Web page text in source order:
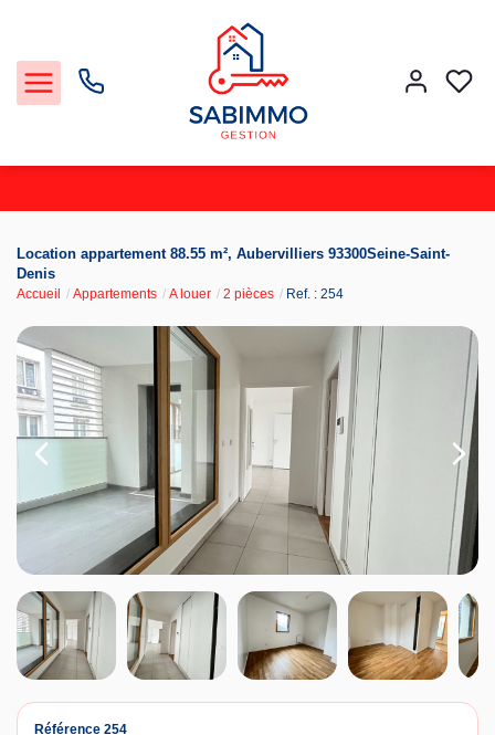
Vendre
Faire gérer
Agence
CGV
Location appartement 88.55 m², Aubervilliers 93300Seine-Saint-
Denis
Accueil Appartements A louer 2 pièces Ref. : 254
Référence 254